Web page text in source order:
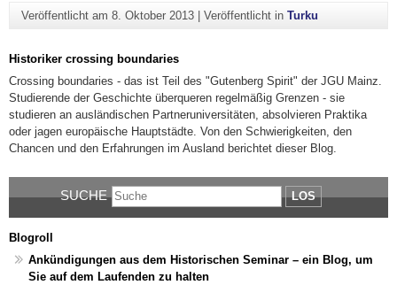
Veröffentlicht am 8. Oktober 2013| Veröffentlicht in Turku
Historiker crossing boundaries
Crossing boundaries - das ist Teil des "Gutenberg Spirit" der JGU Mainz.
Studierende der Geschichte überqueren regelmäßig Grenzen - sie
studieren an ausländischen Partneruniversitäten, absolvieren Praktika
oder jagen europäische Hauptstädte. Von den Schwierigkeiten, den
Chancen und den Erfahrungen im Ausland berichtet dieser Blog.
SUCHE LOS
Blogroll
Ankündigungen aus dem Historischen Seminar – ein Blog, um
Sie auf dem Laufenden zu halten